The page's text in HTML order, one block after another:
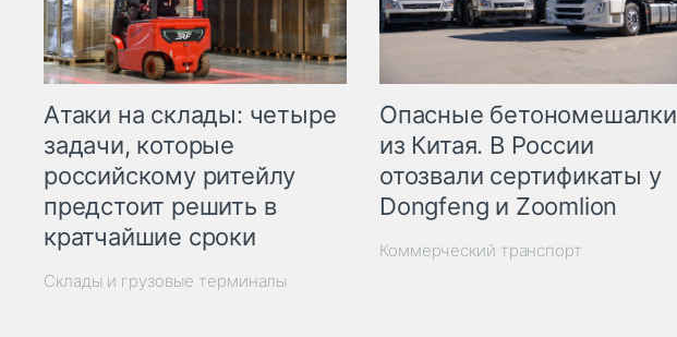
Атаки на склады: четыре
задачи, которые
российскому ритейлу
предстоит решить в
кратчайшие сроки
Склады и грузовые терминалы
Опасные бетономешалки
из Китая. В России
отозвали сертификаты у
Dongfeng и Zoomlion
Коммерческий транспорт